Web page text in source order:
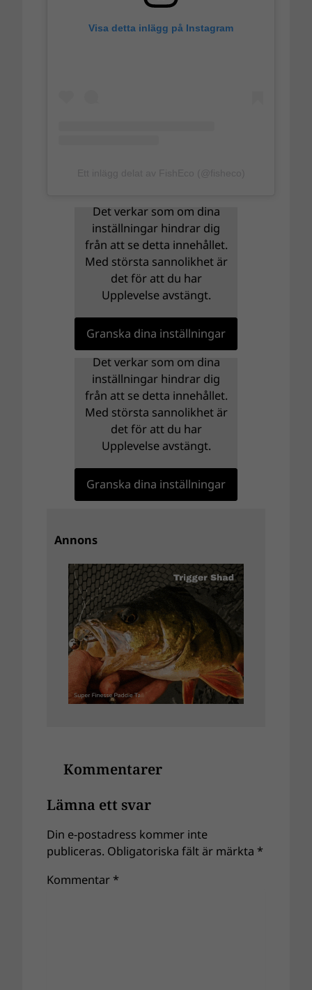
Visa detta inlägg på Instagram
Det verkar som om dina
inställningar hindrar dig
från att se detta innehållet.
Med största sannolikhet är
det för att du har
Upplevelse avstängt.
Granska dina inställningar
Det verkar som om dina
inställningar hindrar dig
från att se detta innehållet.
Med största sannolikhet är
det för att du har
Upplevelse avstängt.
Granska dina inställningar
Annons
Kommentarer
Lämna ett svar
Din e-postadress kommer inte
publiceras. Obligatoriska fält är märkta *
Kommentar *